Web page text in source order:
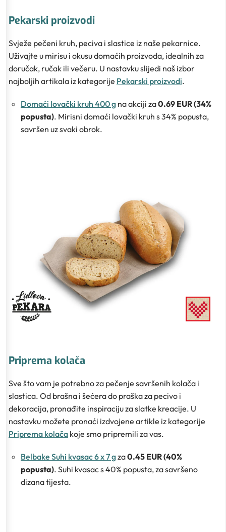
Pekarski proizvodi
Svježe pečeni kruh, peciva i slastice iz naše pekarnice.
Uživajte u mirisu i okusu domaćih proizvoda, idealnih za
doručak, ručak ili večeru. U nastavku slijedi naš izbor
najboljih artikala iz kategorije Pekarski proizvodi.
Domaći lovački kruh 400 g na akciji za0.69 EUR (34%
popusta). Mirisni domaći lovački kruh s 34% popusta,
savršen uz svaki obrok.
Priprema kolača
Sve što vam je potrebno za pečenje savršenih kolača i
slastica. Od brašna i šećera do praška za pecivo i
dekoracija, pronađite inspiraciju za slatke kreacije. U
nastavku možete pronaći izdvojene artikle iz kategorije
Priprema kolača koje smo pripremili za vas.
Belbake Suhi kvasac 6 x 7 gza0.45 EUR (40%
popusta). Suhi kvasac s 40% popusta, za savršeno
dizana tijesta.